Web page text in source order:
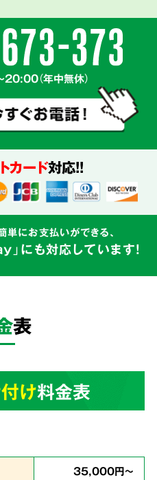
う
応
真心を
込めて対応
す。
目指しています!
（年中無休）
カード対応!!
単にお支払いができる、
にも対応しています!
表
け料金表
35,000円～